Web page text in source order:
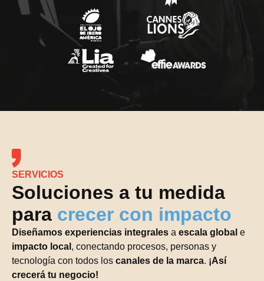
SERVICIOS
Soluciones a tu medida
para crecer con impacto
Diseñamos experiencias integrales a escala global e
impacto local , conectando procesos, personas y
tecnología con todos los canales de la marca. ¡Así
crecerá tu negocio!